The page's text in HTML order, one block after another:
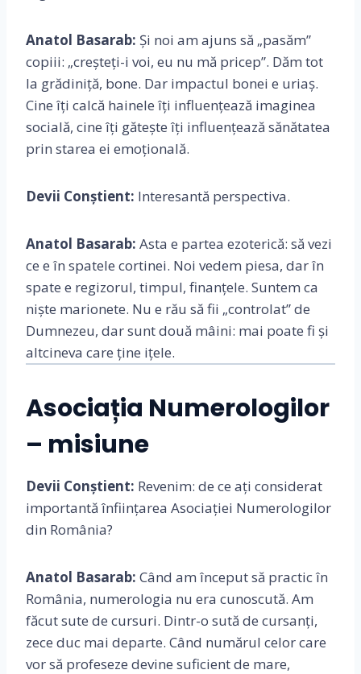
Anatol Basarab: Și noi am ajuns să „pasăm”
copiii: „creșteți-i voi, eu nu mă pricep”. Dăm tot
la grădiniță, bone. Dar impactul bonei e uriaș.
Cine îți calcă hainele îți influențează imaginea
socială, cine îți gătește îți influențează sănătatea
prin starea ei emoțională.
Devii Conștient: Interesantă perspectiva.
Anatol Basarab: Asta e partea ezoterică: să vezi
ce e în spatele cortinei. Noi vedem piesa, dar în
spate e regizorul, timpul, finanțele. Suntem ca
niște marionete. Nu e rău să fii „controlat” de
Dumnezeu, dar sunt două mâini: mai poate fi și
altcineva care ține ițele.
Asociația Numerologilor
– misiune
Devii Conștient: Revenim: de ce ați considerat
importantă înființarea Asociației Numerologilor
din România?
Anatol Basarab: Când am început să practic în
România, numerologia nu era cunoscută. Am
făcut sute de cursuri. Dintr-o sută de cursanți,
zece duc mai departe. Când numărul celor care
vor să profeseze devine suficient de mare,